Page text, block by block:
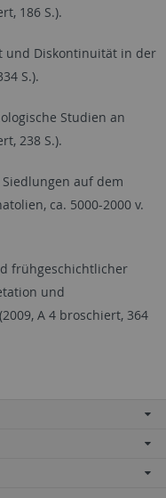
186 S.).
und Diskontinuität in der
S.).
Studien an
238 S.).
auf dem
ca. 5000-2000 v.
frühgeschichtlicher
und
A 4 broschiert, 364